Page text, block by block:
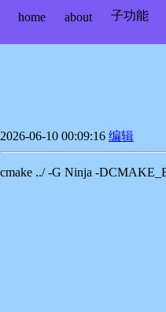
home about 子功能
2026-06-10 00:09:16 编辑
cmake ../ -G Ninja -